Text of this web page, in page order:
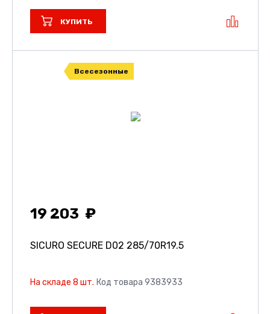
КУПИТЬ
Всесезонные
19 203
SICURO SECURE D02 285/70R19.5
На складе 8 шт. Код товара 9383933